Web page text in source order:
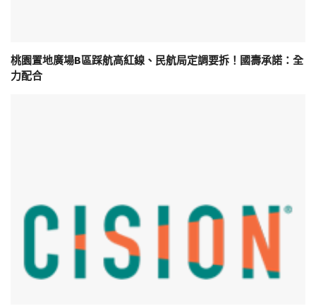
桃園置地廣場B區踩航高紅線、民航局定調要拆！國壽承諾：全
力配合